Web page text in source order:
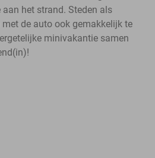
het strand. Steden als
de auto ook gemakkelijk te
minivakantie samen